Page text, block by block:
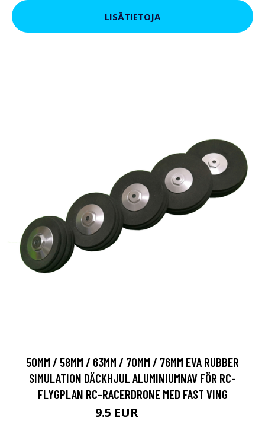
LISÄTIETOJA
50MM / 58MM / 63MM / 70MM / 76MM EVA RUBBER
SIMULATION DÄCKHJUL ALUMINIUMNAV FÖR RC-
FLYGPLAN RC-RACERDRONE MED FAST VING
9.5 EUR